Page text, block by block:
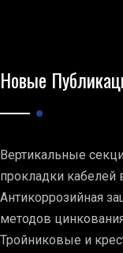
Новые
Вертикальные
прокладки кабелей
Антикоррозийная
методов
Тройниковые и